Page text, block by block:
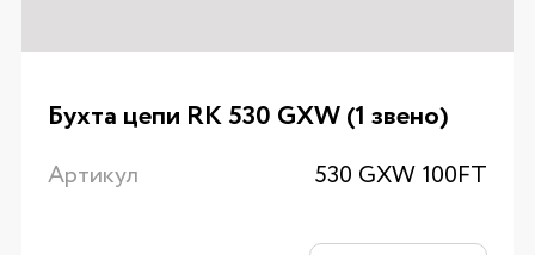
Бухта цепи RK 530 GXW (1 звено)
Артикул 530 GXW 100FT